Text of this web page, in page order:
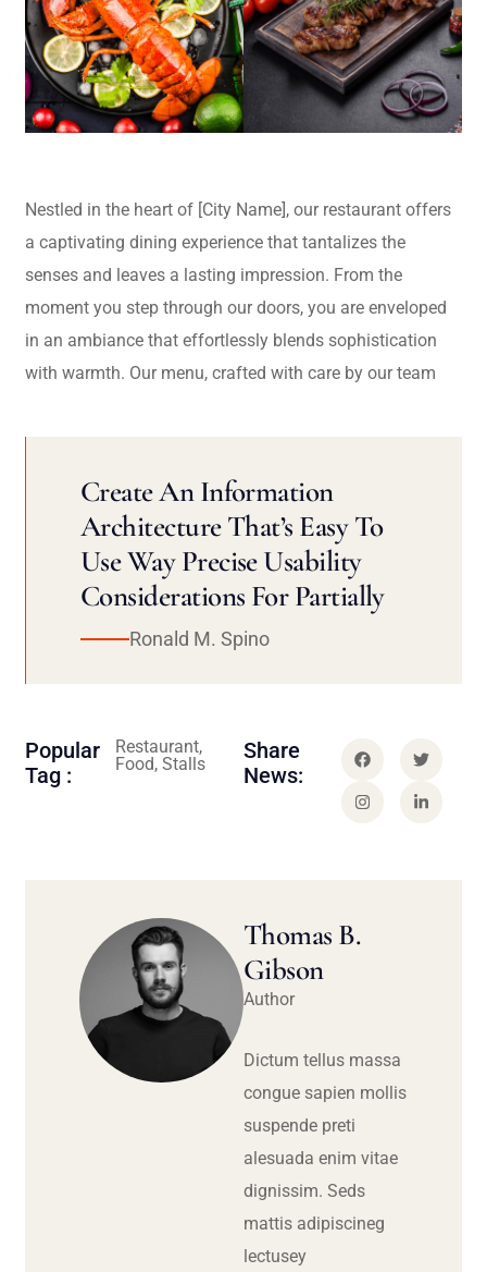
Nestled in the heart of [City Name], our restaurant offers
a captivating dining experience that tantalizes the
senses and leaves a lasting impression. From the
moment you step through our doors, you are enveloped
in an ambiance that effortlessly blends sophistication
with warmth. Our menu, crafted with care by our team
Create An Information
Architecture That’s Easy To
Use Way Precise Usability
Considerations For Partially
Ronald M. Spino
Popular
Tag :
Restaurant,
Food, Stalls
Share
News:
Thomas B.
Gibson
Author
Dictum tellus massa
congue sapien mollis
suspende preti
alesuada enim vitae
dignissim. Seds
mattis adipiscineg
lectusey